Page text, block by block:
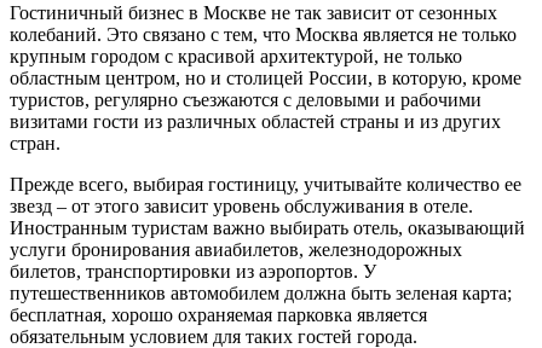
Гостиничный бизнес в Москве не так зависит от сезонных
колебаний. Это связано с тем, что Москва является не только
крупным городом с красивой архитектурой, не только
областным центром, но и столицей России, в которую, кроме
туристов, регулярно съезжаются с деловыми и рабочими
визитами гости из различных областей страны и из других
стран.
Прежде всего, выбирая гостиницу, учитывайте количество ее
звезд – от этого зависит уровень обслуживания в отеле.
Иностранным туристам важно выбирать отель, оказывающий
услуги бронирования авиабилетов, железнодорожных
билетов, транспортировки из аэропортов. У
путешественников автомобилем должна быть зеленая карта;
бесплатная, хорошо охраняемая парковка является
обязательным условием для таких гостей города.